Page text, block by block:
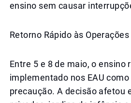
ensino sem causar
Retorno Rápido às
Entre 5 e 8 de maio, o ensino
implementado nos EAU
precaução. A decisão afetou